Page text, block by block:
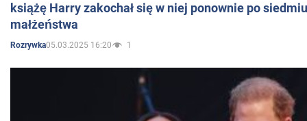
książę Harry zakochał się w niej ponownie po
małżeństwa
Rozrywka05.03.2025 16:20 1